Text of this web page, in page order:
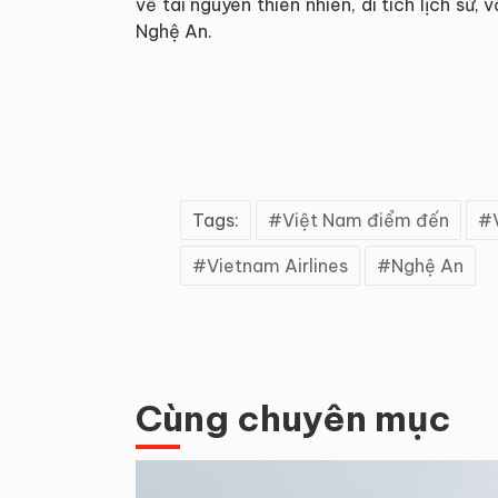
Nghệ An.
Tags: Việt Nam điểm đến
Vietnam Airlines Nghệ An
Cùng chuyên mục